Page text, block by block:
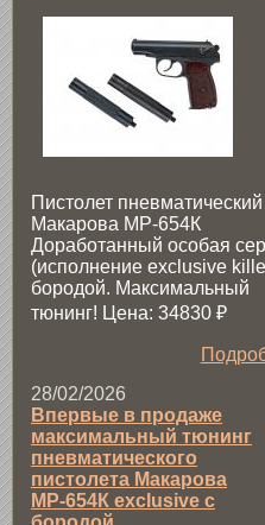
Пистолет пневматический
Макарова МР-654К
Доработанный особая
(исполнение exclusive
бородой. Максимальный
тюнинг! Цена: 34830 ₽
28/02/2026
Впервые в продаже
максимальный тюнинг
пневматического
пистолета Макарова
МР-654К exclusive с